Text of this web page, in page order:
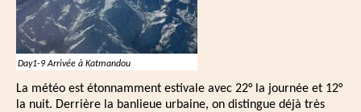
Day1-9 Arrivée à Katmandou
La météo est étonnamment estivale avec 22° la journée et 12°
la nuit. Derrière la banlieue urbaine, on distingue déjà très